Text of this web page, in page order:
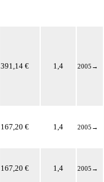
391,14 € 1,4 2005 →
167,20 € 1,4 2005 →
167,20 € 1,4 2005 →